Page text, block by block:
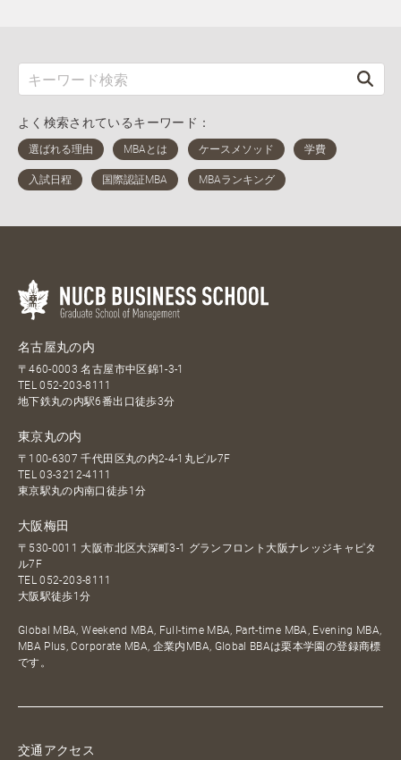
よく検索されているキーワード：
名古屋丸の内
〒460-0003 名古屋市中区錦1-3-1
TEL052-203-8111
地下鉄丸の内駅6番出口徒歩3分
東京丸の内
〒100-6307 千代田区丸の内2-4-1丸ビル7F
TEL03-3212-4111
東京駅丸の内南口徒歩1分
大阪梅田
〒530-0011 大阪市北区大深町3-1 グランフロント大阪ナレッジキャピタ
ル7F
TEL052-203-8111
大阪駅徒歩1分
Global MBA, Weekend MBA, Full-time MBA, Part-time MBA, Evening MBA,
MBA Plus, Corporate MBA, 企業内MBA, Global BBAは栗本学園の登録商標
です。
交通アクセス